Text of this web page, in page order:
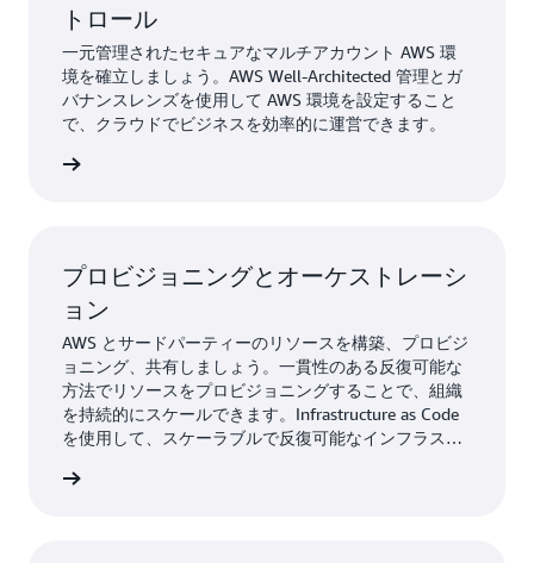
トロール
一元管理されたセキュアなマルチアカウント AWS 環
境を確立しましょう。AWS Well-Architected 管理とガ
バナンスレンズを使用して AWS 環境を設定すること
で、クラウドでビジネスを効率的に運営できます。
プロビジョニングとオーケストレーシ
ョン
AWS とサードパーティーのリソースを構築、プロビジ
ョニング、共有しましょう。一貫性のある反復可能な
方法でリソースをプロビジョニングすることで、組織
を持続的にスケールできます。Infrastructure as Code
を使用して、スケーラブルで反復可能なインフラスト
ニングする際にセルフサービスを可能にし、速度や安